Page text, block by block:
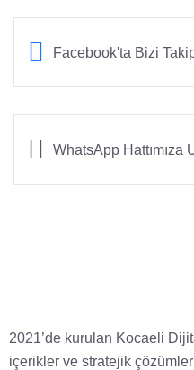
Facebook'ta Bizi
WhatsApp Hattımıza
2021’de kurulan Kocaeli
içerikler ve stratejik